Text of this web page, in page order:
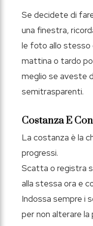
Se decidete di
una finestra,
le foto allo stesso
mattina o tardo
meglio se aveste
semitrasparenti.
Costanza E
La costanza è la
progressi.
Scatta o registra
alla stessa ora e
Indossa sempre i
per non alterare la